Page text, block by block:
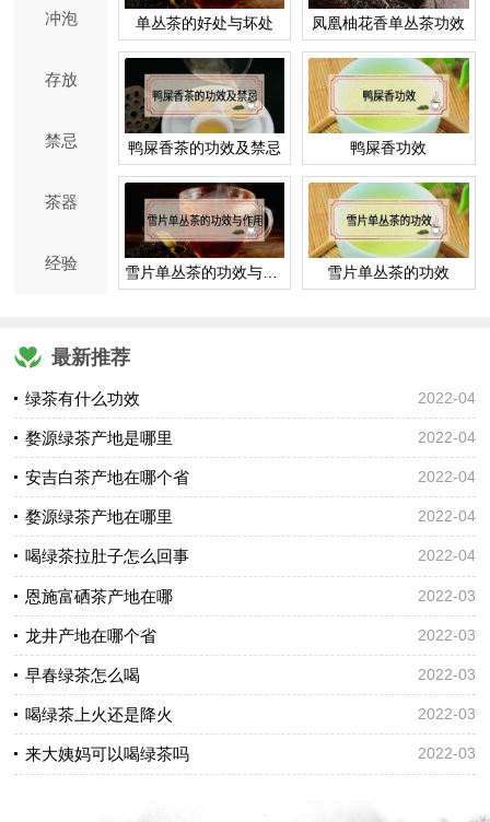
冲泡
存放
禁忌
茶器
经验
单丛茶的好处与坏处 凤凰柚花香单丛茶功效
鸭屎香茶的功效及禁忌 鸭屎香功效
雪片单丛茶的功效与作用 雪片单丛茶的功效
最新推荐
绿茶有什么功效 2022-04
婺源绿茶产地是哪里 2022-04
安吉白茶产地在哪个省 2022-04
婺源绿茶产地在哪里 2022-04
喝绿茶拉肚子怎么回事 2022-04
恩施富硒茶产地在哪 2022-03
龙井产地在哪个省 2022-03
早春绿茶怎么喝 2022-03
喝绿茶上火还是降火 2022-03
来大姨妈可以喝绿茶吗 2022-03